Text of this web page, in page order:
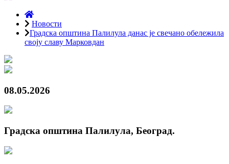
Новости
Градска општина Палилула данас је свечано обележила
своју славу Марковдан
08.05.2026
Градска општина Палилула, Београд.